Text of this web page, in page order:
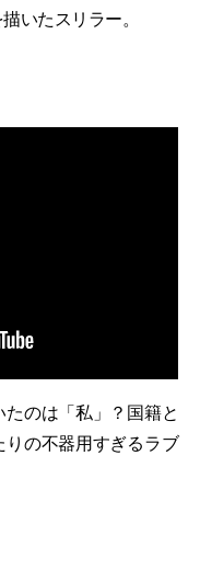
いたスリラー。
のは「私」？国籍と
の不器用すぎるラブ